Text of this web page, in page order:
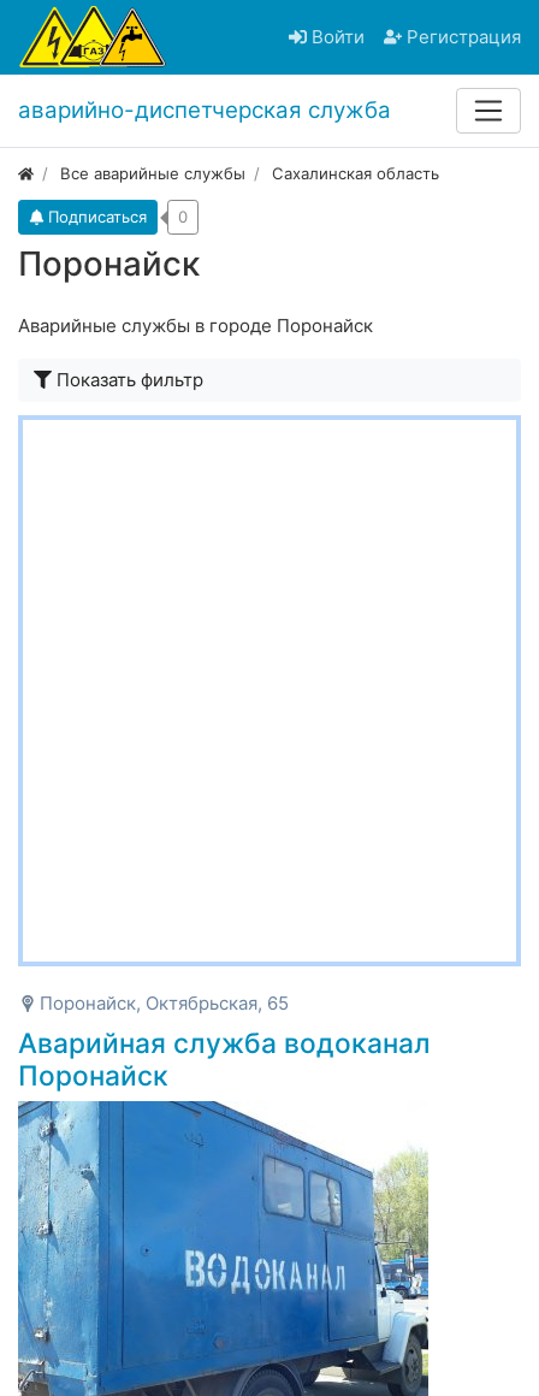
Войти Регистрация
аварийно-диспетчерская служба
Все аварийные службы Сахалинская область
Поронайск
Подписаться 0
Аварийные службы в городе Поронайск
Показать фильтр
Поронайск, Октябрьская, 65
Аварийная служба водоканал
Поронайск